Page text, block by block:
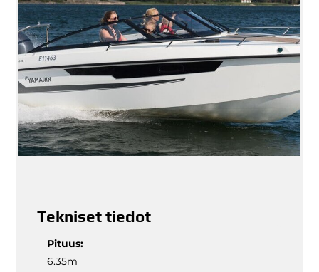
Tekniset tiedot
Pituus:
6.35m